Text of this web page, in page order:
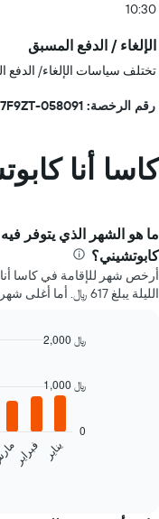
10:30
الإلغاء / الدفع المسبق
تختلف سياسات الإلغاء/
رقم الرخصة: 058091-CPF-00025, IT058091B7OAA7F9ZT
كاسا أنا
ما هو الشهر الذي يتوفر
كابوتشيني؟
أرخص شهر للإقامة في كاسا
الليلة يبلغ 617 ﷼. أما أغلى شهر فهو مايو بسعر 1,122 ﷼ في الليلة.
يناير فبراير
0
1,000 ﷼
2,000 ﷼